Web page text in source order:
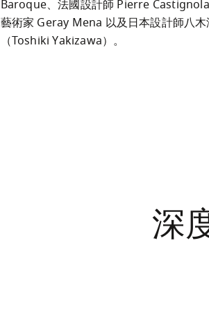
Baroque、法國設計師 Pierre
藝術家 Geray Mena 以及日本設計師八
（Toshiki Yakizawa）。
深